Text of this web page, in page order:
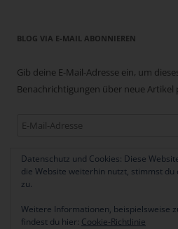
BLOG VIA E-MAIL ABONNIEREN
Gib deine E-Mail-Adresse ein, um
Benachrichtigungen über neue Artikel
E-
Adresse
Abonnieren
Datenschutz und Cookies: Diese
die Website weiterhin nutzt, stimmst du
zu.
Weitere Informationen, beispielsweise
findest du hier: Cookie-Richtlinie